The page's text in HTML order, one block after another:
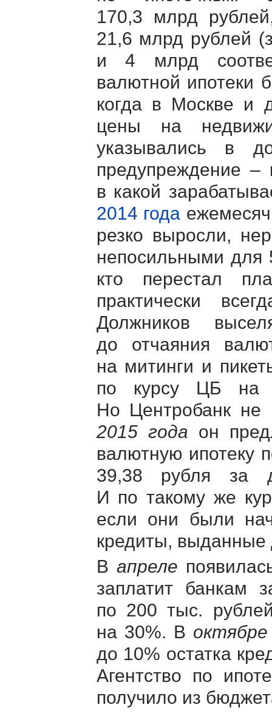
170,3 млрд
21,6 млрд рублей
и 4 млрд
валютной ипотеки
когда в Москве и
цены на
указывались в
предупреждение –
в какой
2014 года
резко выросли,
непосильными для
кто перестал
практически
Должников
до отчаяния
на митинги и
по курсу ЦБ на
Но Центробанк
2015 года он
валютную ипотеку
39,38 рубля за
И по такому же
если они были
кредиты, выданные
В апреле
заплатит банкам
по 200 тыс.
на 30%. В октябре
до 10% остатка
Агентство по
получило из